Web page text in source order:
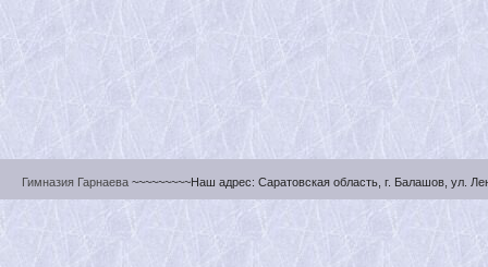
Гимназия Гарнаева ~~~~~~~~~Наш адрес: Саратовская область, г. Балашов, ул.